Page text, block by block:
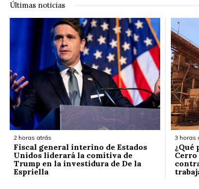
Últimas noticias
2 horas atrás
Fiscal general interino de Estados
Unidos liderará la comitiva de
Trump en la investidura de De la
Espriella
3 horas
¿Qué
Cerro